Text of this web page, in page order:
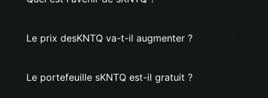
Le prix desKNTQ va-t-il augmenter ?
Le portefeuille sKNTQ est-il gratuit ?